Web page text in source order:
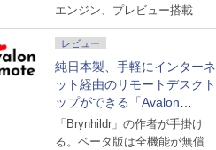
エンジン、プレビュー搭載
レビュー
純日本製、手軽にインターネ
ット経由のリモートデスクト
ップができる「Avalon
remote」
「Brynhildr」の作者が手掛け
る。ベータ版は全機能が無償